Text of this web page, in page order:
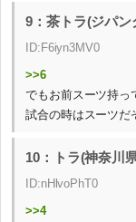
9：茶トラ(ジパン
ID:F6iyn3MV0
>>6
でもお前スーツ持っ
試合の時はスーツだ
10：トラ(神奈川
ID:nHlvoPhT0
>>4